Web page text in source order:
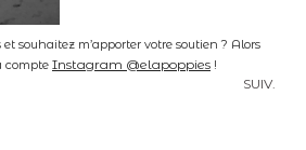
souhaitez m’apporter votre soutien ? Alors
compte Instagram @elapoppies !
SUIV.